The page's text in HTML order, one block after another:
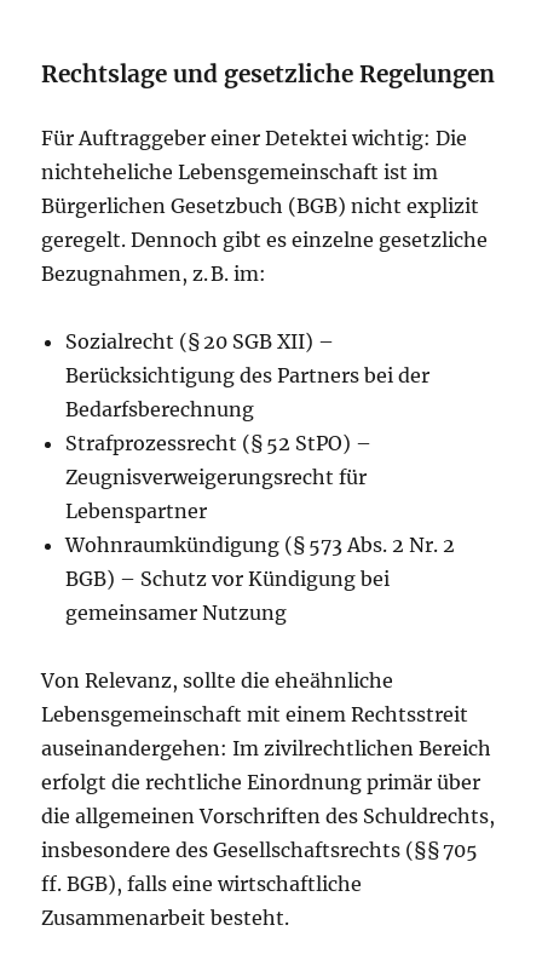
Rechtslage und gesetzliche Regelungen
Für Auftraggeber einer Detektei wichtig: Die
nichteheliche Lebensgemeinschaft ist im
Bürgerlichen Gesetzbuch (BGB) nicht explizit
geregelt. Dennoch gibt es einzelne gesetzliche
Bezugnahmen, z. B. im:
Sozialrecht (§ 20 SGB XII) –
Berücksichtigung des Partners bei der
Bedarfsberechnung
Strafprozessrecht (§ 52 StPO) –
Zeugnisverweigerungsrecht für
Lebenspartner
Wohnraumkündigung (§ 573 Abs. 2 Nr. 2
BGB) – Schutz vor Kündigung bei
gemeinsamer Nutzung
Von Relevanz, sollte die eheähnliche
Lebensgemeinschaft mit einem Rechtsstreit
auseinandergehen: Im zivilrechtlichen Bereich
erfolgt die rechtliche Einordnung primär über
die allgemeinen Vorschriften des Schuldrechts,
insbesondere des Gesellschaftsrechts (§§ 705
ff. BGB), falls eine wirtschaftliche
Zusammenarbeit besteht.